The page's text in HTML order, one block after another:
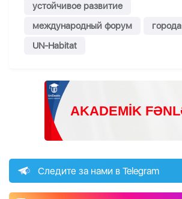
устойчивое развитие
международный форум
города
UN-Habitat
Следите за нами в Telegram